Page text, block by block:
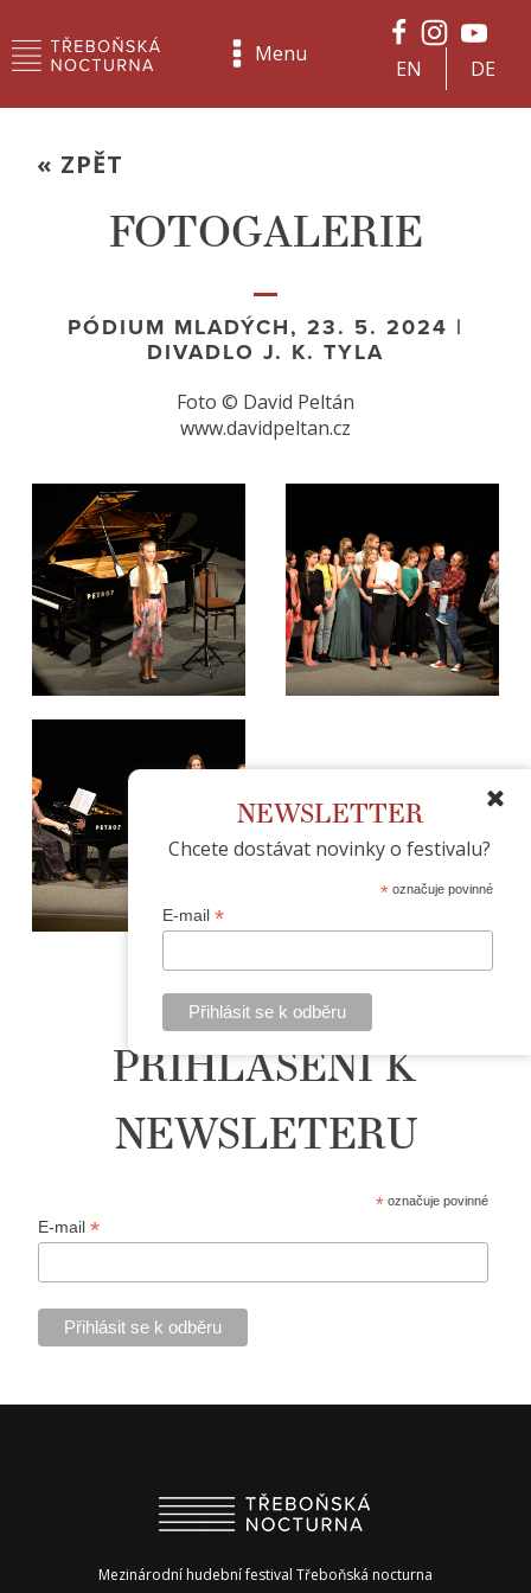
Menu
EN DE
FOTOGALERIE
PÓDIUM MLADÝCH, 23. 5. 2024 |
DIVADLO J. K. TYLA
Foto © David Peltán
www.davidpeltan.cz
« ZPĚT
NEWSLETTER
Chcete dostávat novinky o festivalu?
* označuje povinné
E-mail *
PŘIHLÁŠENÍ K
NEWSLETERU
* označuje povinné
E-mail*
Mezinárodní hudební festival Třeboňská nocturna